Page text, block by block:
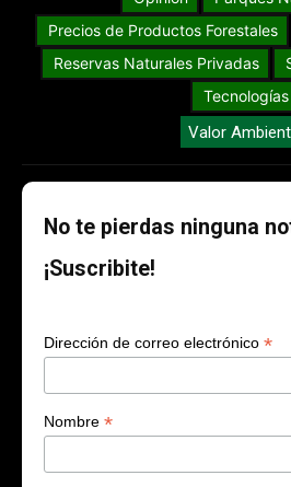
Precios de Productos Forestales
Reservas Naturales Privadas
Tecnologías
Valor
No te pierdas ninguna
¡Suscribite!
Dirección de correo electrónico *
Nombre *